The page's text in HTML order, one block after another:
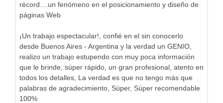
récord....un fenómeno en el posicionamiento y diseño de
páginas Web
¡Un trabajo espectacular!, confié en el sin conocerlo
desde Buenos Aires - Argentina y la verdad un GENIO,
realizo un trabajo estupendo con muy poca información
que le brinde, súper rápido, un gran profesional, atento en
todos los detalles, La verdad es que no tengo más que
palabras de agradecimiento, Súper, Súper recomendable
100%